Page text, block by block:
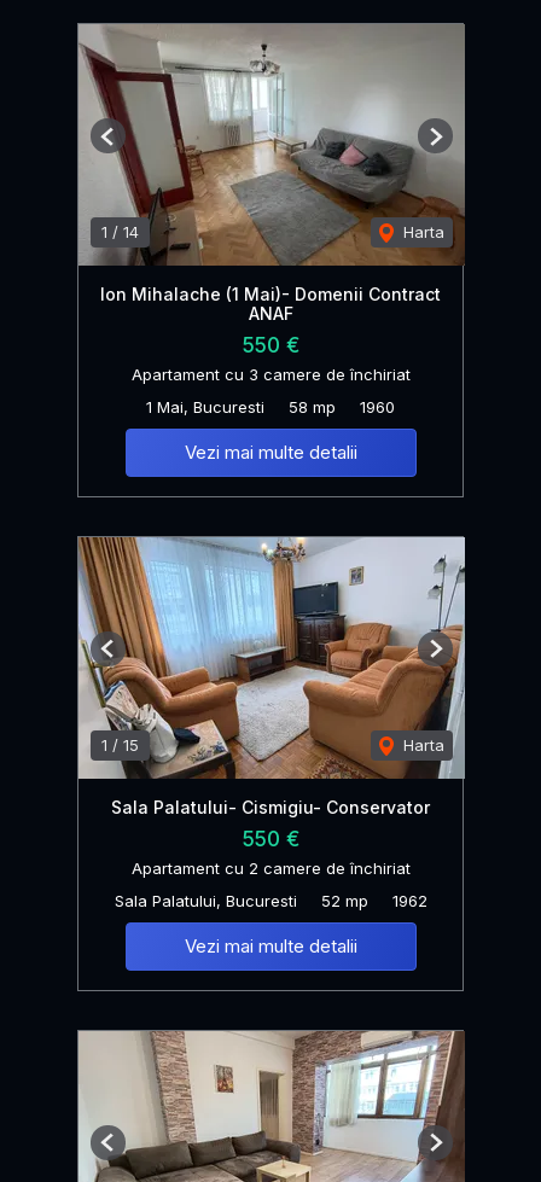
1 / 14 Harta
Previous Next
Ion Mihalache (1 Mai)- Domenii Contract
ANAF
550 €
Apartament cu 3 camere de închiriat
1 Mai, Bucuresti
58 mp 1960
Vezi mai multe detalii
1 / 15 Harta
Previous Next
Sala Palatului- Cismigiu- Conservator
550 €
Apartament cu 2 camere de închiriat
Sala Palatului, Bucuresti
52 mp 1962
Vezi mai multe detalii
Previous Next